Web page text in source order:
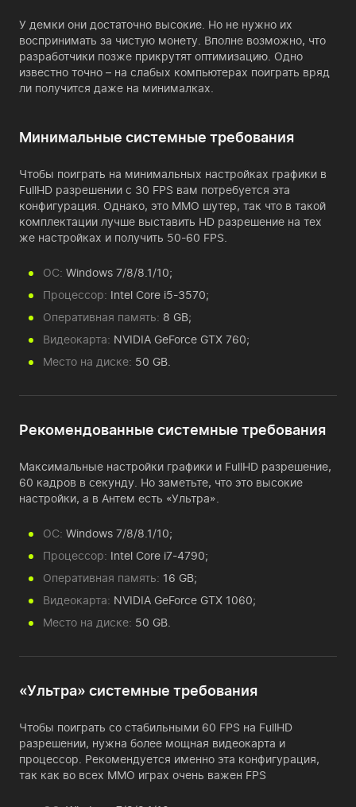
У демки они достаточно высокие. Но не нужно их
воспринимать за чистую монету. Вполне возможно, что
разработчики позже прикрутят оптимизацию. Одно
известно точно – на слабых компьютерах поиграть вряд
ли получится даже на минималках.
Минимальные системные требования
Чтобы поиграть на минимальных настройках графики в
FullHD разрешении с 30 FPS вам потребуется эта
конфигурация. Однако, это MMO шутер, так что в такой
комплектации лучше выставить HD разрешение на тех
же настройках и получить 50-60 FPS.
ОС: Windows 7/8/8.1/10;
Процессор: Intel Core i5-3570;
Оперативная память: 8 GB;
Видеокарта: NVIDIA GeForce GTX 760;
Место на диске: 50 GB.
Рекомендованные системные требования
Максимальные настройки графики и FullHD разрешение,
60 кадров в секунду. Но заметьте, что это высокие
настройки, а в Антем есть «Ультра».
ОС: Windows 7/8/8.1/10;
Процессор: Intel Core i7-4790;
Оперативная память: 16 GB;
Видеокарта: NVIDIA GeForce GTX 1060;
Место на диске: 50 GB.
«Ультра» системные требования
Чтобы поиграть со стабильными 60 FPS на FullHD
разрешении, нужна более мощная видеокарта и
процессор. Рекомендуется именно эта конфигурация,
так как во всех ММО играх очень важен FPS